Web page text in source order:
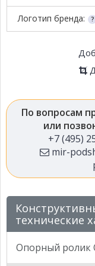
Логотип бренда:
По вопросам
или
+7 (495)
mir-
технические
Опорный ролик